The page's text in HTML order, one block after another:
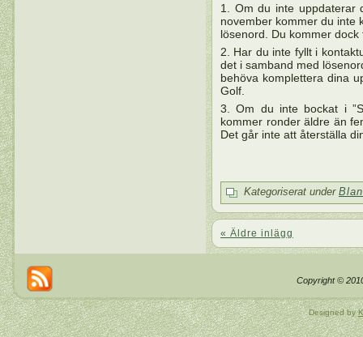
1. Om du inte uppdaterar
november kommer du inte
lösenord. Du kommer
2. Har du inte fyllt i
det i samband med
behöva komplettera dina
Golf.
3. Om du inte bockat i
kommer ronder äldre än
Det går inte att återställa
Kategoriserat under
« Äldre inlägg
Copyright ©
Designed by